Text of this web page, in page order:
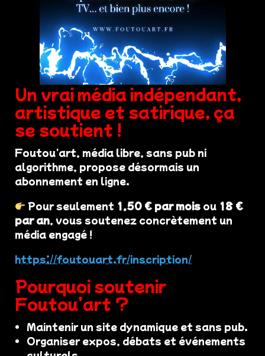
Un vrai média indépendant,
artistique et satirique, ça
se soutient !
Foutou'art, média libre, sans pub ni
algorithme, propose désormais un
abonnement en ligne.
Pour seulement 1,50 € par mois ou 18 €
par an, vous soutenez concrètement un
média engagé !
https://foutouart.fr/inscription/
Pourquoi soutenir
Foutou’art ?
Maintenir un site dynamique et sans pub.
Organiser expos, débats et événements